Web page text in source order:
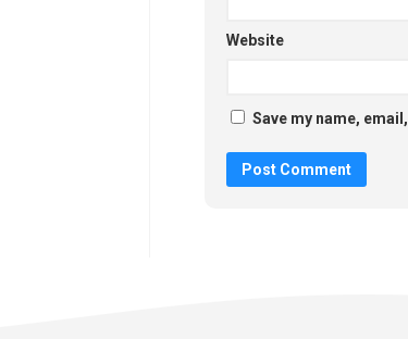
Website
Save my name,